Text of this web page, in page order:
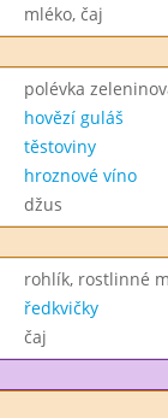
mléko, čaj
polévka
hovězí guláš
těstoviny
hroznové víno
džus
rohlík, rostlinné
ředkvičky
čaj